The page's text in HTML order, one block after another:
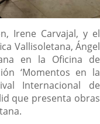
Irene Carvajal, y el
Vallisoletana, Ángel
en la Oficina de
‘Momentos en la
Internacional de
que presenta obras